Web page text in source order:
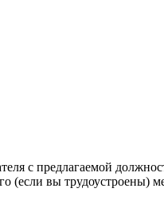
с предлагаемой
(если вы трудоустроены)